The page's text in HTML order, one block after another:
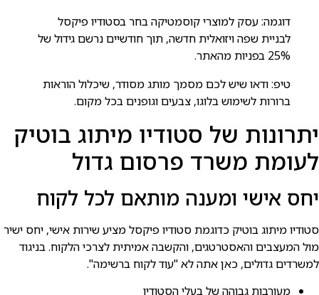
דוגמה: עסק למוצרי קוסמטיקה בחר בסטודיו פיקסל
לבניית שפה ויזואלית חדשה, תוך חודשיים נרשם גידול של
25% בפניות מהאתר.
טיפ: ודאו שיש לכם מסמך מותג מסודר, שיכלול הוראות
ברורות לשימוש בלוגו, צבעים וגופנים בכל מקום.
יתרונות של סטודיו מיתוג בוטיק
לעומת משרד פרסום גדול
יחס אישי ומענה מותאם לכל לקוח
סטודיו מיתוג בוטיק כדוגמת סטודיו פיקסל מציע שירות אישי, יחס ישיר
מול המעצבים והאסטרטגים, והקשבה אמיתית לצרכי הלקוח. בניגוד
למשרדים גדולים, כאן אתה לא "עוד לקוח ברשימה".
מעורבות גבוהה של בעלי הסטודיו